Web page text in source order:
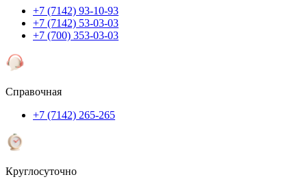
+7 (7142) 93-10-93
+7 (7142) 53-03-03
+7 (700) 353-03-03
Справочная
+7 (7142) 265-265
Круглосуточно